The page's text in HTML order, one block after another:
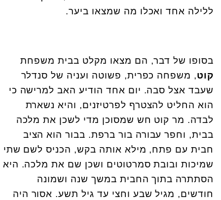
ללילה אחד ואכלו מה שמצאו ביער.
בסופו של דבר, הם מצאו מקלט בבית משפחת
קוט, משפחה כפרית, פשוטה ועניה של סנדלר
שעבד אצל סבה. יום אחד הודיע האב למרישה כי
הוא החליט להצטרף לפרטיזנים, והיא נשארת
לבדה. מר קוט חש שמסוכן מדי לשכן את מלכה
בבית, וחפר עבורה בור ברפת. בבור הוא הציב
חבית עם פתח, מילא אותה בקש, הכניס לשם שתי
שמיכות ובובת סמרטוטים ושכן שם את מלכה. היא
הסתתרה בתוך החבית במשך שנה ושמונה
חודשים, מגיל שבע וחצי עד גיל תשע. אסור היה